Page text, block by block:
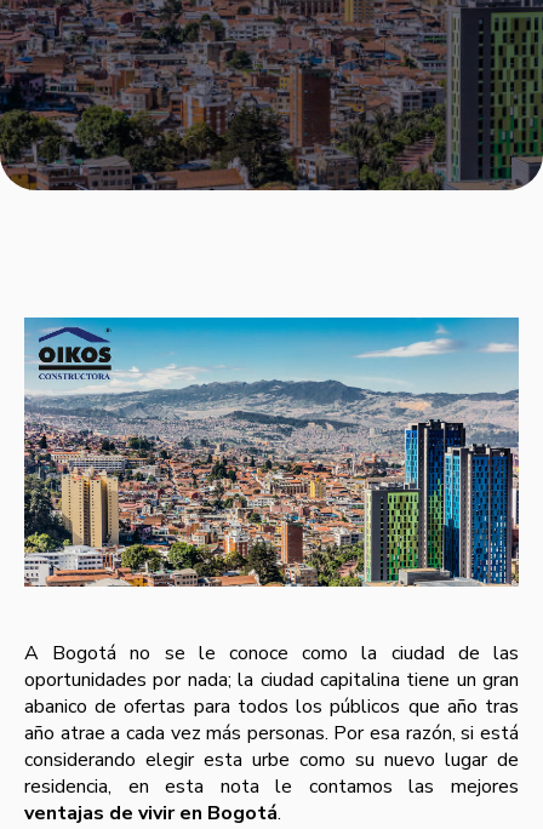
A Bogotá no se le conoce como la ciudad de las
oportunidades por nada; la ciudad capitalina tiene un gran
abanico de ofertas para todos los públicos que año tras
año atrae a cada vez más personas. Por esa razón, si está
considerando elegir esta urbe como su nuevo lugar de
residencia, en esta nota le contamos las mejores
ventajas de vivir en Bogotá.